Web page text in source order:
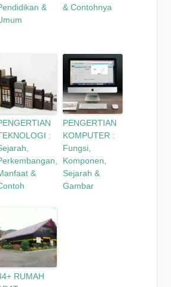
&
& Contohnya
:
&
PENGERTIAN
KOMPUTER :
Fungsi,
Komponen,
Sejarah &
Gambar
RUMAH